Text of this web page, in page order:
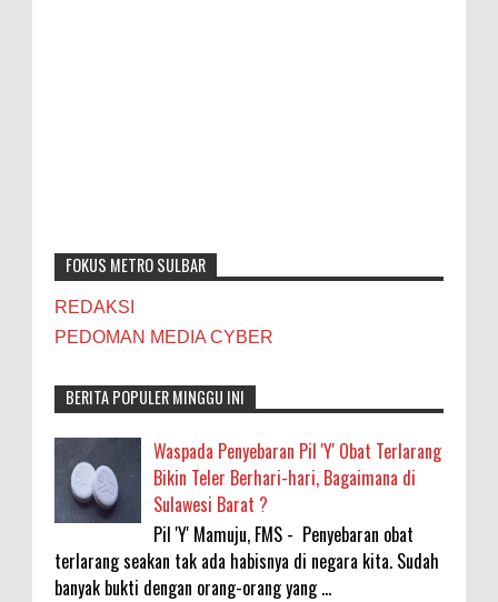
FOKUS METRO SULBAR
REDAKSI
PEDOMAN MEDIA CYBER
BERITA POPULER MINGGU INI
Waspada Penyebaran Pil 'Y' Obat Terlarang
Bikin Teler Berhari-hari, Bagaimana di
Sulawesi Barat ?
Pil 'Y' Mamuju, FMS - Penyebaran obat
terlarang seakan tak ada habisnya di negara kita. Sudah
banyak bukti dengan orang-orang yang ...